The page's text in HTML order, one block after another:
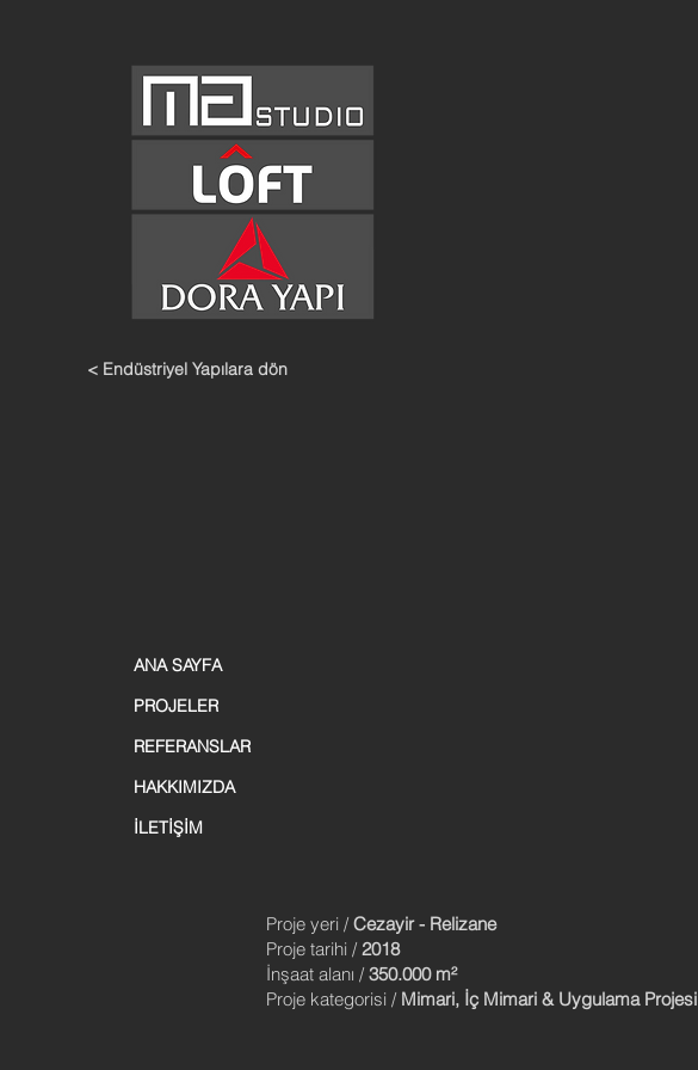
ANA SAYFA
PROJELER
REFERANSLAR
HAKKIMIZDA
İLETİŞİM
< Endüstriyel Yapılara dön
Proje yeri /Cezayir - Relizane
Proje tarihi /2018
İnşaat alanı /350.000 m²
Proje kategorisi /Mimari, İç Mimari & Uygulama Projesi